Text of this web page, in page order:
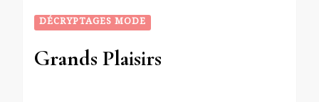
DÉCRYPTAGES MODE
Grands Plaisirs